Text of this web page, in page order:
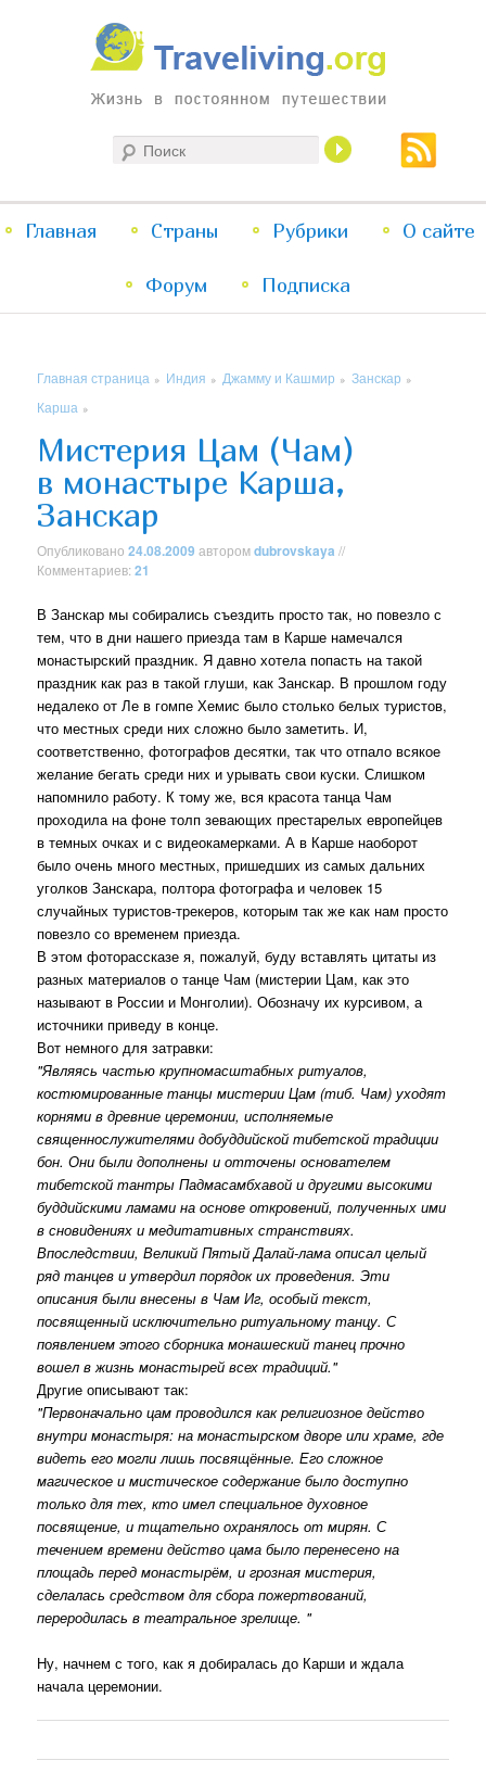
Traveliving
Жизнь в постоянном путешествии
меню
Перейти
к
Перейти
к
Главная Страны Рубрики О сайте
Форум Подписка
Главная страница » Индия » Джамму и Кашмир »Занскар »
Карша »
Мистерия Цам (Чам)
в монастыре Карша,
Занскар
Опубликовано24.08.2009 авторомdubrovskaya //
Комментариев:21
В Занскар мы собирались съездить просто так, но повезло с
тем, что в дни нашего приезда там в Карше намечался
монастырский праздник. Я давно хотела попасть на такой
праздник как раз в такой глуши, как Занскар. В прошлом году
недалеко от Ле в гомпе Хемис было столько белых туристов,
что местных среди них сложно было заметить. И,
соответственно, фотографов десятки, так что отпало всякое
желание бегать среди них и урывать свои куски. Слишком
напомнило работу. К тому же, вся красота танца Чам
проходила на фоне толп зевающих престарелых европейцев
в темных очках и с видеокамерками. А в Карше наоборот
было очень много местных, пришедших из самых дальних
уголков Занскара, полтора фотографа и человек 15
случайных туристов-трекеров, которым так же как нам просто
повезло со временем приезда.
В этом фоторассказе я, пожалуй, буду вставлять цитаты из
разных материалов о танце Чам (мистерии Цам, как это
называют в России и Монголии). Обозначу их курсивом, а
источники приведу в конце.
Вот немного для затравки:
"Являясь частью крупномасштабных ритуалов,
костюмированные танцы мистерии Цам (тиб. Чам) уходят
корнями в древние церемонии, исполняемые
священнослужителями добуддийской тибетской традиции
бон. Они были дополнены и отточены основателем
тибетской тантры Падмасамбхавой и другими высокими
буддийскими ламами на основе откровений, полученных ими
в сновидениях и медитативных странствиях.
Впоследствии, Великий Пятый Далай-лама описал целый
ряд танцев и утвердил порядок их проведения. Эти
описания были внесены в Чам Иг, особый текст,
посвященный исключительно ритуальному танцу. С
появлением этого сборника монашеский танец прочно
вошел в жизнь монастырей всех традиций."
Другие описывают так:
"Первоначально цам проводился как религиозное действо
внутри монастыря: на монастырском дворе или храме, где
видеть его могли лишь посвящённые. Его сложное
магическое и мистическое содержание было доступно
только для тех, кто имел специальное духовное
посвящение, и тщательно охранялось от мирян. С
течением времени действо цама было перенесено на
площадь перед монастырём, и грозная мистерия,
сделалась средством для сбора пожертвований,
переродилась в театральное зрелище. "
Ну, начнем с того, как я добиралась до Карши и ждала
начала церемонии.